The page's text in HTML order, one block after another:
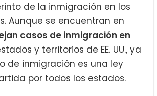
de la inmigración en los
Aunque se encuentran en
casos de inmigración en
y territorios de EE. UU., ya
de inmigración es una ley
por todos los estados.